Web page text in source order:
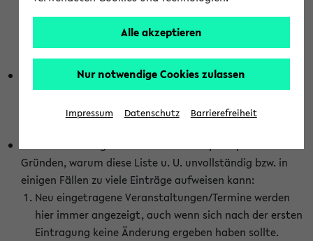
Stunden stattfinden. Berücksichtigt werden nur Termine,
wurden. Die Anzeige ist semesterübergreifend und nicht
abhängig vom im eKVV gewählten Semester.
Die hier gezeigte Liste von Raumänderungen kann nur
vollständig sein, wenn den Fakultäten von den Lehrenden
die Änderungen zeitnah mitgeteilt und diese Änderungen
Gründen, warum diese Liste u. U. unvollständig bzw. in
einigen Fällen zu viele Einträge aufweisen kann:
Neu eingetragene Veranstaltungen/Termine werden
hier immer angezeigt, auch wenn sich nach der ersten
Eintragung keine Änderung ergeben haben sollte.
Alle akzeptieren
Nur notwendige Cookies zulassen
Impressum Datenschutz Barrierefreiheit